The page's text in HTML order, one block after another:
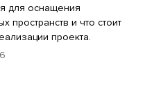
для оснащения
пространств и что стоит
проекта.